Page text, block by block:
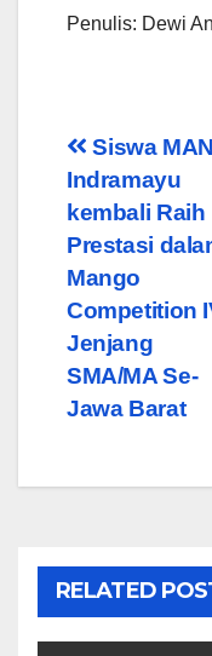
Penulis: Dewi
Post
Siswa
Indramayu
kembali Raih
Prestasi
Mango
Competition
Jenjang
SMA/MA Se-
Jawa Barat
RELATED